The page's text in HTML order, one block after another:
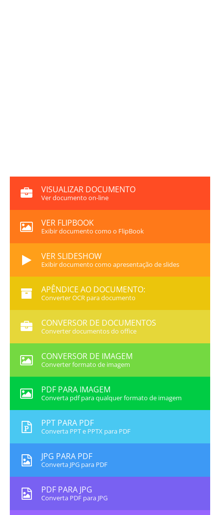
VISUALIZAR DOCUMENTO
Ver documento on-line
VER FLIPBOOK
Exibir documento como o FlipBook
VER SLIDESHOW
Exibir documento como apresentação de slides
APÊNDICE AO DOCUMENTO:
Converter OCR para documento
CONVERSOR DE DOCUMENTOS
Converter documentos do office
CONVERSOR DE IMAGEM
Converter formato de imagem
PDF PARA IMAGEM
Converta pdf para qualquer formato de imagem
PPT PARA PDF
Converta PPT e PPTX para PDF
JPG PARA PDF
Converta JPG para PDF
PDF PARA JPG
Converta PDF para JPG